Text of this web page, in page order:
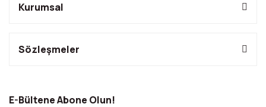
Kurumsal
Sözleşmeler
E-Bültene Abone Olun!